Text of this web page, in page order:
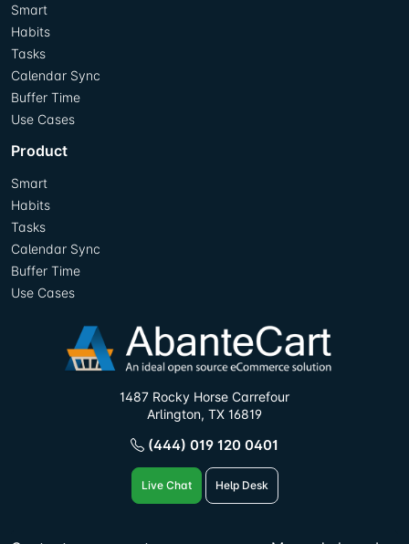
Smart
Habits
Tasks
Calendar Sync
Buffer Time
Use Cases
Product
Smart
Habits
Tasks
Calendar Sync
Buffer Time
Use Cases
1487 Rocky Horse Carrefour
Arlington, TX 16819
(444) 019 120 0401
Live Chat Help Desk